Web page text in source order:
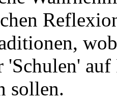
'Schulen'
sollen.